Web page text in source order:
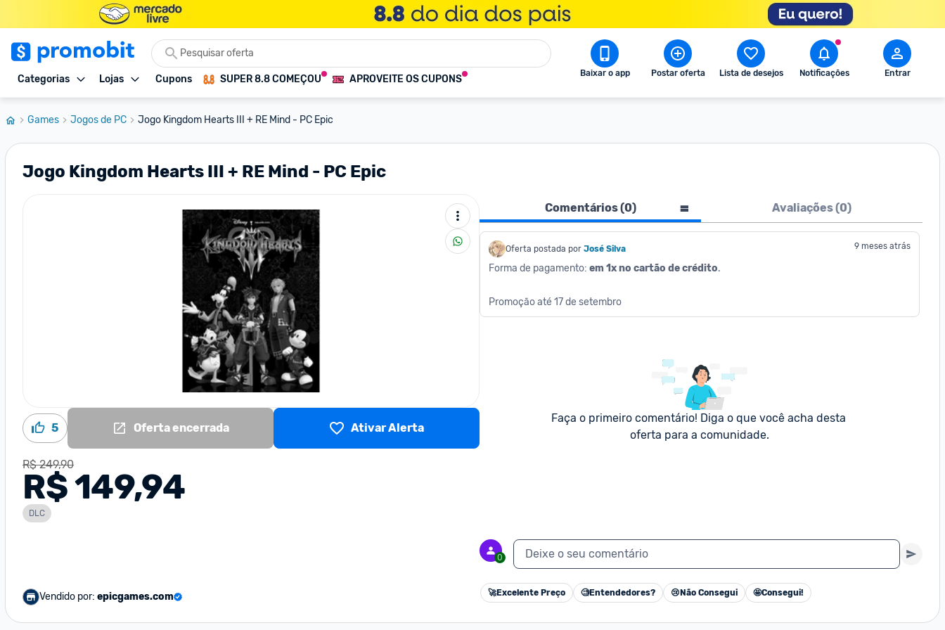
Categorias Lojas Cupons SUPER 8.8 COMEÇOU APROVEITE OS CUPONS Baixar o app Postar oferta Lista de desejos Notificações Entrar
Games Jogos de PC Jogo Kingdom Hearts III + RE Mind - PC Epic
Jogo Kingdom Hearts III + RE Mind - PC Epic
5 Oferta encerrada Ativar Alerta
R$ 249,90
R$ 149,94
DLC
Vendido por: epicgames.com
Comentários (0) Avaliações (0)
Oferta postada por José Silva 9 meses atrás
Forma de pagamento: em 1x no cartão de crédito.
Promoção até 17 de setembro
Faça o primeiro comentário! Diga o que você acha desta
oferta para a comunidade.
0 Deixe o seu comentário
🚀Excelente Preço 🧐Entendedores? 😢 Não Consegui 🤩Consegui!